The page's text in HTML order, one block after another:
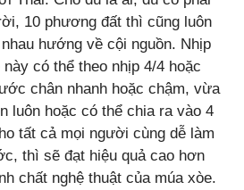
10 phương đất thì cũng luôn
hướng về cội nguồn. Nhịp
có thể theo nhịp 4/4 hoặc
chân nhanh hoặc chậm, vừa
luôn hoặc có thể chia ra vào 4
tất cả mọi người cùng dễ làm
thì sẽ đạt hiệu quả cao hơn
chất nghệ thuật của múa xòe.